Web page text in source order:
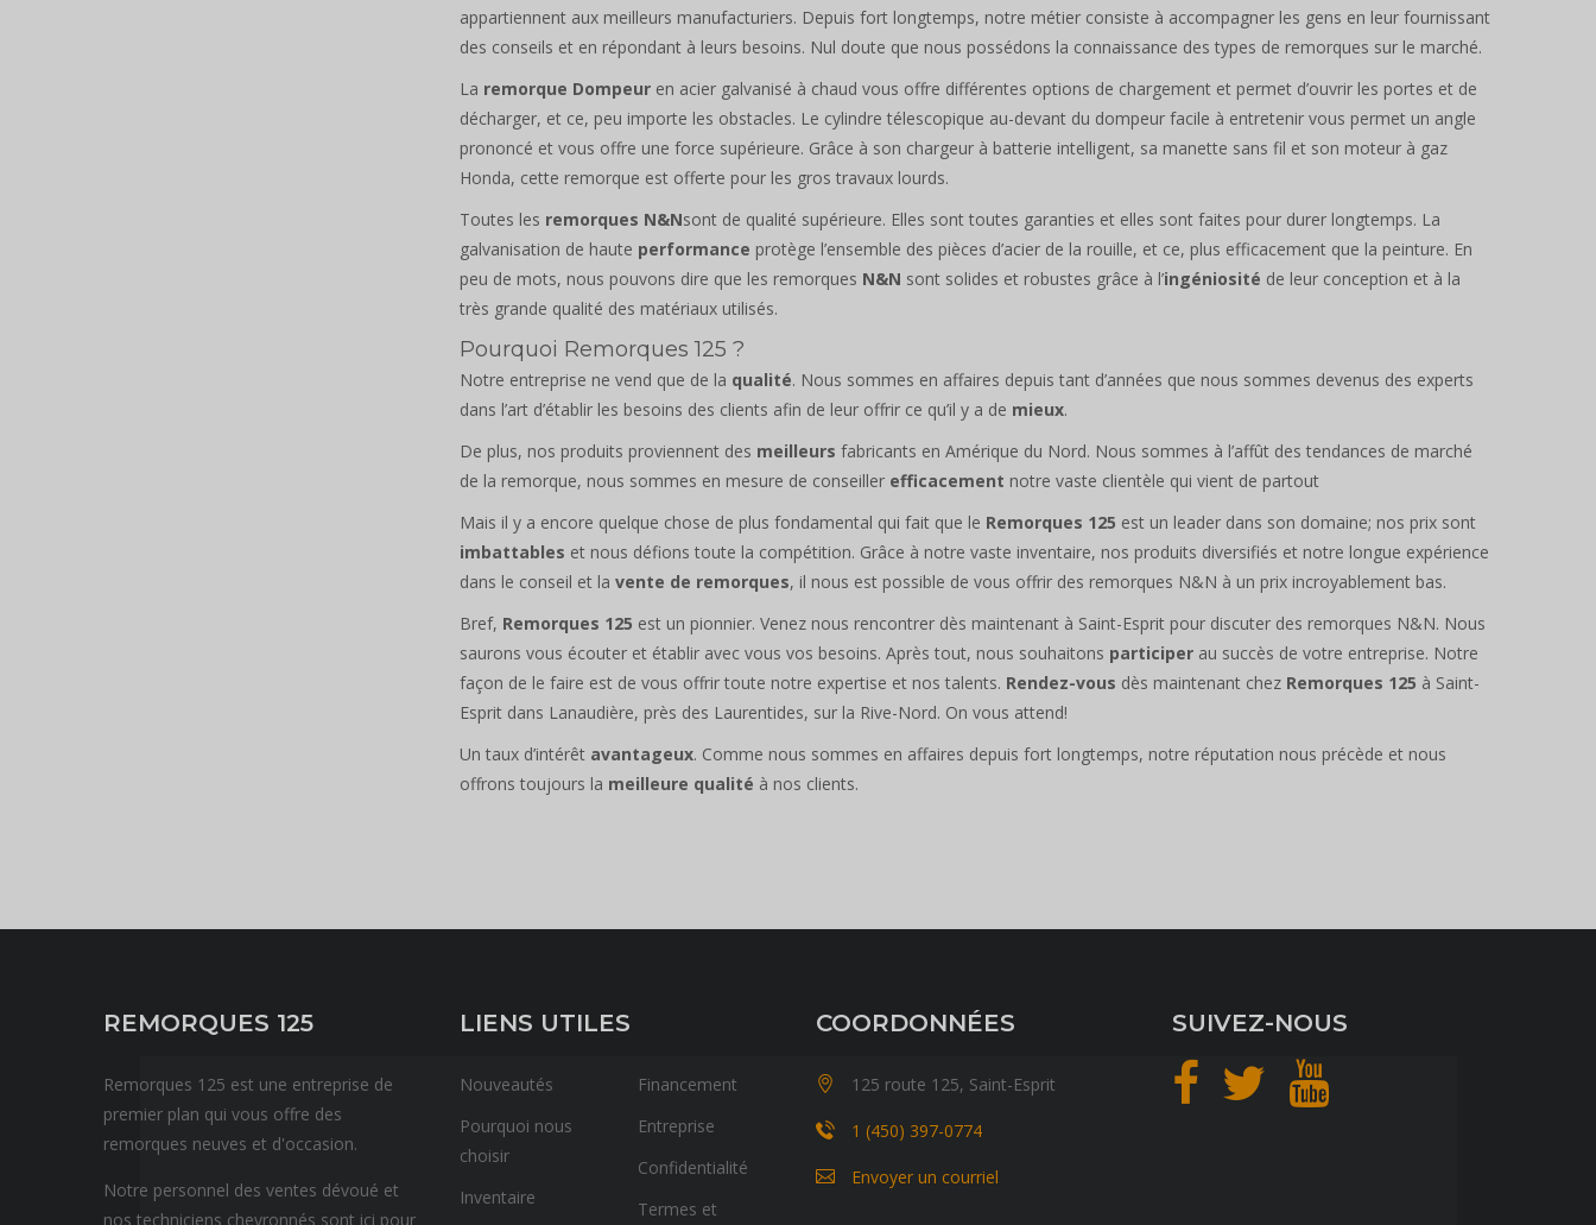
appartiennent aux meilleurs manufacturiers. Depuis fort longtemps, notre métier consiste à accompagner les gens en leur fournissant
des conseils et en répondant à leurs besoins. Nul doute que nous possédons la connaissance des types de remorques sur le marché.
La remorque Dompeur en acier galvanisé à chaud vous offre différentes options de chargement et permet d’ouvrir les portes et de
décharger, et ce, peu importe les obstacles. Le cylindre télescopique au-devant du dompeur facile à entretenir vous permet un angle
prononcé et vous offre une force supérieure. Grâce à son chargeur à batterie intelligent, sa manette sans fil et son moteur à gaz
Honda, cette remorque est offerte pour les gros travaux lourds.
Toutes les remorques N&Nsont de qualité supérieure. Elles sont toutes garanties et elles sont faites pour durer longtemps. La
galvanisation de haute performance protège l’ensemble des pièces d’acier de la rouille, et ce, plus efficacement que la peinture. En
peu de mots, nous pouvons dire que les remorques N&N sont solides et robustes grâce à l’ingéniosité de leur conception et à la
très grande qualité des matériaux utilisés.
Pourquoi Remorques 125 ?
Notre entreprise ne vend que de la qualité. Nous sommes en affaires depuis tant d’années que nous sommes devenus des experts
dans l’art d’établir les besoins des clients afin de leur offrir ce qu’il y a de mieux.
De plus, nos produits proviennent des meilleurs fabricants en Amérique du Nord. Nous sommes à l’affût des tendances de marché
de la remorque, nous sommes en mesure de conseiller efficacement notre vaste clientèle qui vient de partout
Mais il y a encore quelque chose de plus fondamental qui fait que le Remorques 125 est un leader dans son domaine; nos prix sont
imbattables et nous défions toute la compétition. Grâce à notre vaste inventaire, nos produits diversifiés et notre longue expérience
dans le conseil et la vente de remorques, il nous est possible de vous offrir des remorques N&N à un prix incroyablement bas.
Bref, Remorques 125 est un pionnier. Venez nous rencontrer dès maintenant à Saint-Esprit pour discuter des remorques N&N. Nous
saurons vous écouter et établir avec vous vos besoins. Après tout, nous souhaitons participer au succès de votre entreprise. Notre
façon de le faire est de vous offrir toute notre expertise et nos talents. Rendez-vous dès maintenant chez Remorques 125 à Saint-
Esprit dans Lanaudière, près des Laurentides, sur la Rive-Nord. On vous attend!
Un taux d’intérêt avantageux. Comme nous sommes en affaires depuis fort longtemps, notre réputation nous précède et nous
offrons toujours la meilleure qualité à nos clients.
REMORQUES 125
Remorques 125 est une entreprise de
premier plan qui vous offre des
remorques neuves et d'occasion.
Notre personnel des ventes dévoué et
nos techniciens chevronnés sont ici pour
LIENS UTILES
Nouveautés
Pourquoi nous
choisir
Inventaire
Financement
Entreprise
Confidentialité
Termes et
COORDONNÉES
125 route 125, Saint-Esprit
1 (450) 397-0774
Envoyer un courriel
SUIVEZ-NOUS